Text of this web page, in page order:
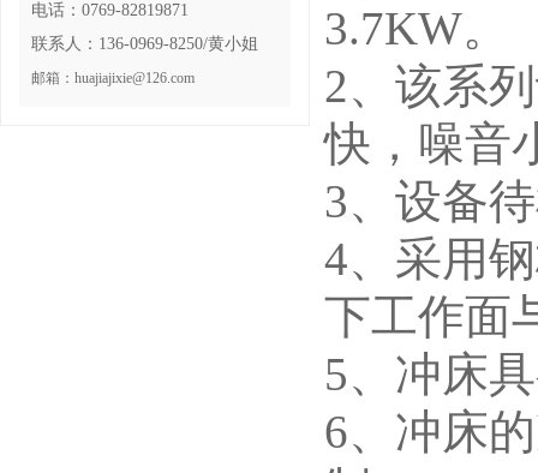
电话：0769-82819871
联系人：136-0969-8250/黄小姐
邮箱：huajiajixie@126.com
3.7KW。
2、该系
快，噪音
3、设备
4、采用
下工作面
5、冲床
6、冲床